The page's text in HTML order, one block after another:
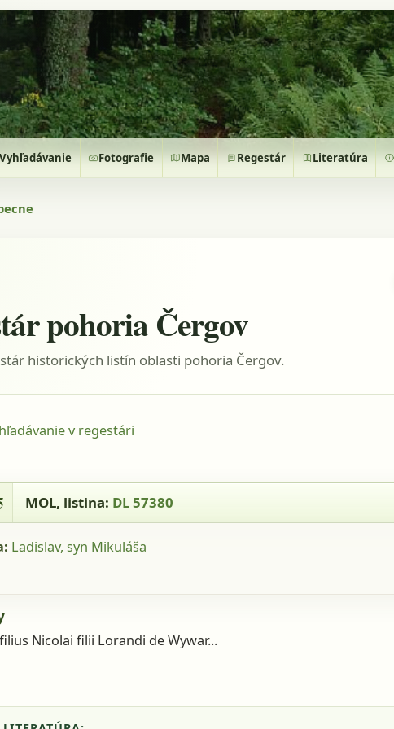
Vyhľadávanie Fotografie Mapa Regestár Literatúra
pohoria Čergov
historických listín oblasti pohoria Čergov.
v regestári
- MOL, listina: DL 57380
MOL, listina: DL 57380
Ladislav, syn Mikuláša
Nicolai filii Lorandi de Wywar...